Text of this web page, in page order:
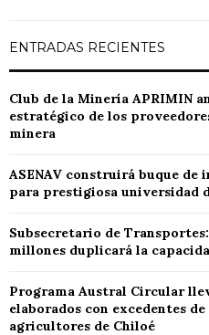
ENTRADAS RECIENTES
Club de la Minería APRIMIN
estratégico de los
minera
ASENAV construirá buque de
para prestigiosa universidad
Subsecretario de
millones duplicará la
Programa Austral Circular
elaborados con excedentes
agricultores de Chiloé